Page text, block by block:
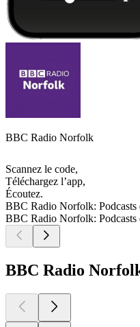
BBC Radio Norfolk
Scannez le code,
Téléchargez l’app,
Écoutez.
BBC Radio Norfolk: Podcasts
BBC Radio Norfolk: Podcasts
BBC Radio